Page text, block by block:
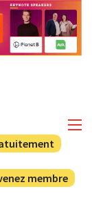
membre